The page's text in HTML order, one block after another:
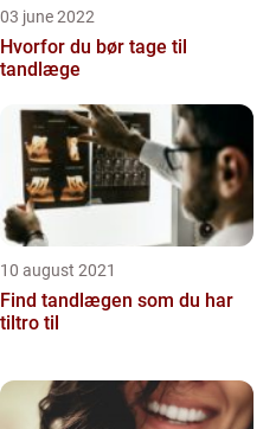
03 june 2022
Hvorfor du bør tage til
tandlæge
10 august 2021
Find tandlægen som du har
tiltro til